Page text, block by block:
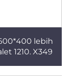
lebih
1210. X349